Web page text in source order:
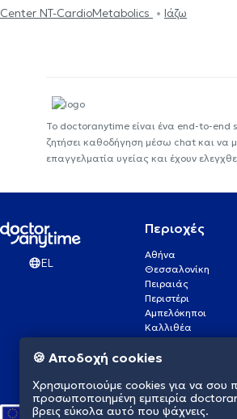
Center NT-CardioMetabolics
Ιάζω
Το doctoranytime είναι ένα end-to-end
ζητήσει καθοδήγηση μέσω chat και να
επαγγελματία υγείας και έχουν
EL
Περιοχές
Αθήνα
Θεσσαλονίκη
Πειραιάς
Περιστέρι
Αμπελόκηποι
Καλλιθέα
Γλυφάδα
Νέα Σμύρνη
🍪 Αποδοχή cookies
Χρησιμοποιούμε cookies για να σου
προσωποποιημένη εμπειρία
βρεις εύκολα αυτό που ψάχνεις.